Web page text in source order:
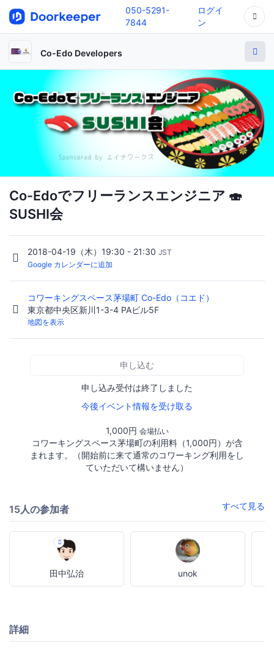
050-5291-
7844
ログイ
ン
Co-Edo Developers
Co-Edoでフリーランスエンジニア 🍣
SUSHI会
2018-04-19（木）19:30 - 21:30 JST
Google カレンダーに追加
コワーキングスペース茅場町 Co-Edo（コエド）
東京都中央区新川1-3-4 PAビル5F
地図を表示
申し込む
申し込み受付は終了しました
今後イベント情報を受け取る
1,000円 会場払い
コワーキングスペース茅場町の利用料（1,000円）が含
まれます。（開始前に来て通常のコワーキング利用をし
ていただいて構いません）
15人の参加者 すべて見る
田中弘治 unok
詳細